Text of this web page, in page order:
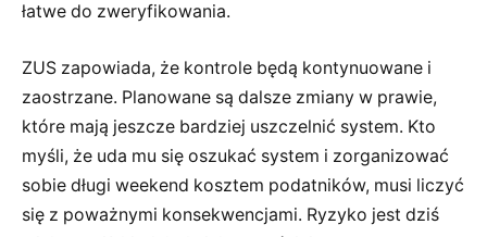
łatwe do zweryfikowania.
ZUS zapowiada, że kontrole będą kontynuowane i
zaostrzane. Planowane są dalsze zmiany w prawie,
które mają jeszcze bardziej uszczelnić system. Kto
myśli, że uda mu się oszukać system i zorganizować
sobie długi weekend kosztem podatników, musi liczyć
się z poważnymi konsekwencjami. Ryzyko jest dziś